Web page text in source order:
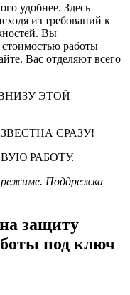
удобнее. Здесь
из требований к
Вы
стоимостью работы
Вас отделяют всего
ЭТОЙ
СРАЗУ!
РАБОТУ.
Поддрежка
защиту
под ключ